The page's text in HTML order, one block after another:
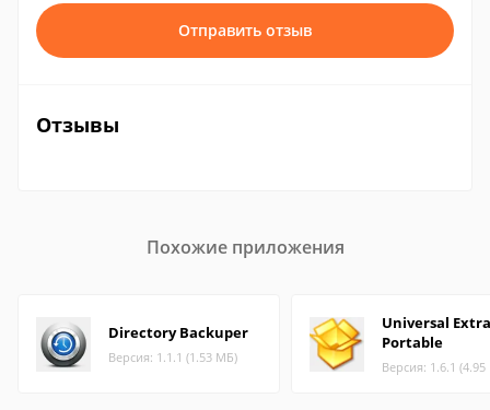
Отправить отзыв
Отзывы
Похожие приложения
Directory Backuper
Версия: 1.1.1 (1.53 МБ)
Universal
Portable
Версия: 1.6.1